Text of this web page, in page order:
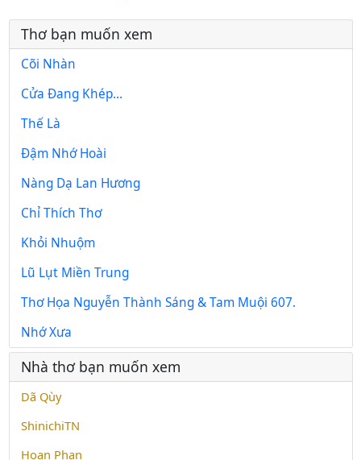
Thơ bạn muốn xem
Cõi Nhàn
Cửa Đang Khép...
Thế Là
Đậm Nhớ Hoài
Nàng Dạ Lan Hương
Chỉ Thích Thơ
Khỏi Nhuộm
Lũ Lụt Miền Trung
Thơ Họa Nguyễn Thành Sáng & Tam Muội 607.
Nhớ Xưa
Nhà thơ bạn muốn xem
Dã Qùy
ShinichiTN
Hoan Phan